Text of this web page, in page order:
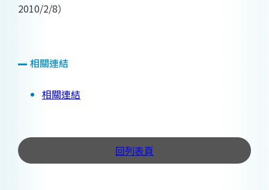
2010/2/8）
相關連結
相關連結
回列表頁